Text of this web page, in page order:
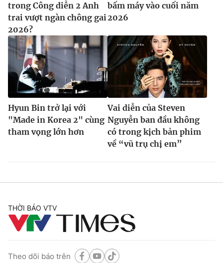
trong Công diễn 2 Anh
trai vượt ngàn chông gai
2026?
bấm máy vào cuối năm
2026
Hyun Bin trở lại với
"Made in Korea 2" cùng
tham vọng lớn hơn
Vai diễn của Steven
Nguyễn ban đầu không
có trong kịch bản phim
về “vũ trụ chị em”
THỜI BÁO VTV
Theo dõi báo trên